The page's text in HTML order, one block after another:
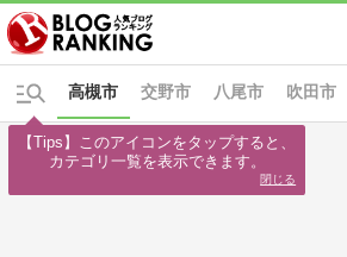
交野市 八尾市 吹田市
高槻市
【Tips】このアイコンをタップすると、
カテゴリ一覧を表示できます。
閉じる